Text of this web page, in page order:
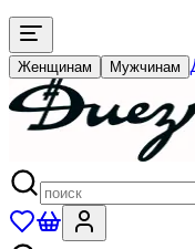
Женщинам Мужчинам